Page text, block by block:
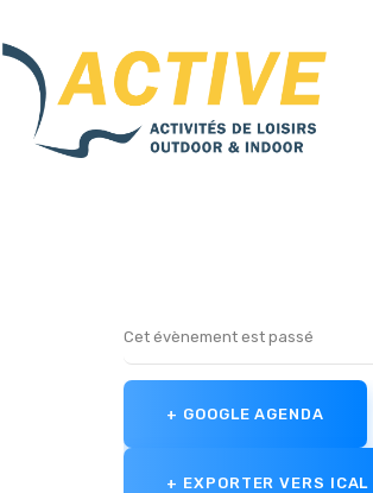
Active-Fneapl
ACTIVITÉS DE PLEIN AIR & INDOOR
ACCUEIL
VADEMECUM
J’ADHÈRE EN LIGNE
SE CONNECTER
Cet évènement est passé
+ GOOGLE AGENDA
+ EXPORTER VERS ICAL